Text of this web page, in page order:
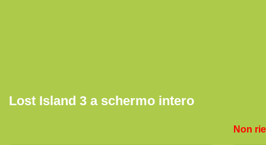
Lost Island 3 a schermo intero
Non